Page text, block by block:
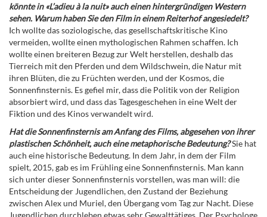
könnte in «L’adieu à la nuit» auch einen hintergründigen Western
sehen. Warum haben Sie den Film in einem Reiterhof angesiedelt?
Ich wollte das soziologische, das gesellschaftskritische Kino
vermeiden, wollte einen mythologischen Rahmen schaffen. Ich
wollte einen breiteren Bezug zur Welt herstellen, deshalb das
Tierreich mit den Pferden und dem Wildschwein, die Natur mit
ihren Blüten, die zu Früchten werden, und der Kosmos, die
Sonnenfinsternis. Es gefiel mir, dass die Politik von der Religion
absorbiert wird, und dass das Tagesgeschehen in eine Welt der
Fiktion und des Kinos verwandelt wird.
Hat die Sonnenfinsternis am Anfang des Films, abgesehen von ihrer
plastischen Schönheit, auch eine metaphorische Bedeutung?Sie hat
auch eine historische Bedeutung. In dem Jahr, in dem der Film
spielt, 2015, gab es im Frühling eine Sonnenfinsternis. Man kann
sich unter dieser Sonnenfinsternis vorstellen, was man will: die
Entscheidung der Jugendlichen, den Zustand der Beziehung
zwischen Alex und Muriel, den Übergang vom Tag zur Nacht. Diese
Jugendlichen durchleben etwas sehr Gewalttätiges. Der Psychologe